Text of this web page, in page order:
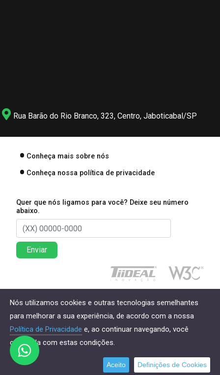
Rua Barão do Rio Branco, 323, Centro, Jaboticabal/SP
Conheça mais sobre nós
Conheça nossa política de privacidade
Quer que nós ligamos para você? Deixe seu número
abaixo.
Enviar
Direitos reservados à Lima Associados Contabilidade
Empresarial - 2026
Nós utilizamos cookies e outras tecnologias semelhantes
para melhorar a sua experiência, de acordo com a nossa
Política de Privacidade e, ao continuar navegando, você
concorda com estas condições.
Aceito Definições de Cookies